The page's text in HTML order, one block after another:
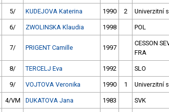
5/ KUDEJOVA Katerina 1990 2 Univerzitní
6/ ZWOLINSKA Klaudia 1998 POL
7/ PRIGENT Camille 1997
CESSON
FRA
8/ TERCELJ Eva 1992 SLO
9/ VOJTOVA Veronika 1990 1 Univerzitní
4/VM DUKATOVA Jana 1983 SVK